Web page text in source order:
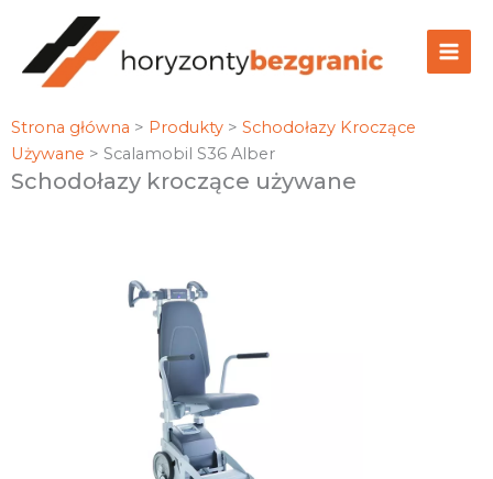
treści
Strona główna > Produkty > Schodołazy Kroczące
Używane > Scalamobil S36 Alber
Schodołazy kroczące używane